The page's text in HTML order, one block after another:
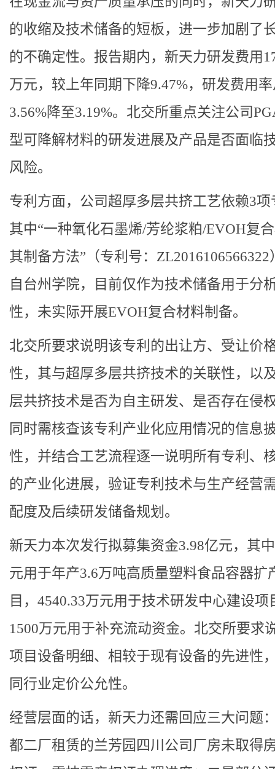
的收缩及技术储备的短板，进一步加剧了
的不确定性。报告期内，新天力研发费用
万元，较上年同期下降9.47%，研发费用
3.56%降至3.19%。北交所重点关注公司
型可降解材料的研发进展及产品是否面临
风险。
专利方面，公司超厚多层共挤工艺依赖3项
其中“一种氧化石墨烯/芳纶浆粕/EVOH复
其制备方法”（专利号：ZL2016106566322
自台州学院，目前仅作为技术储备用于分
性，未实际开展EVOH复合材料制备。
北交所要求说明该专利的出让方、受让价
性，其与超厚多层共挤技术的关联性，以
层共挤技术是否为自主研发、是否存在侵
同时需核查该专利产业化应用情况的信息
性，并结合工艺流程逐一说明所有专利、
的产业化进展，验证专利技术与生产经营
配度及后续研发储备规划。
新天力本次发行拟募集资金3.98亿元，其
元用于年产3.6万吨高质量塑料食品容器扩
目，4540.33万元用于技术研发中心建设项
1500万元用于补充流动资金。北交所要求
项目设备明细、相较于现有设备的先进性
同行业定价公允性。
经营层面的话，新天力还需回应三大问题
都二厂租赁的兰芳园四川公司厂房未取得